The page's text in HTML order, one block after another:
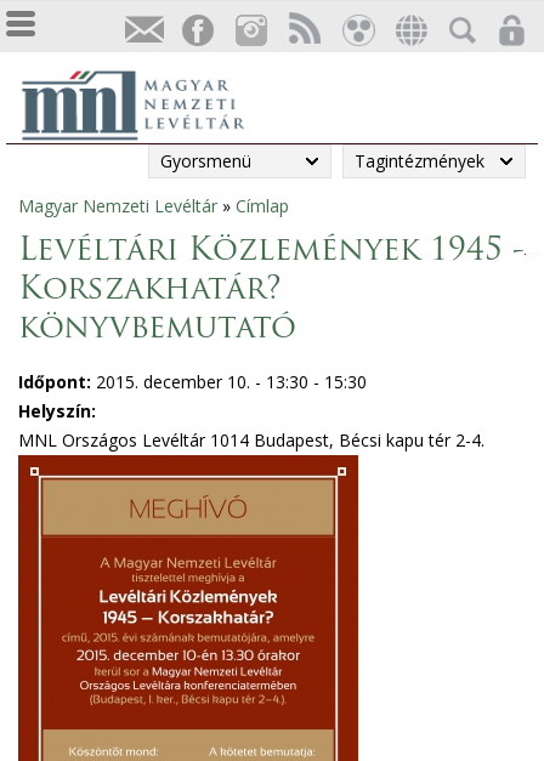
Gyorsmenü Tagintézmények
Jelenlegi
hely
Magyar Nemzeti Levéltár » Címlap
Levéltári Közlemények 1945 -
Korszakhatár?
könyvbemutató
Időpont: 2015. december 10. - 13:30 - 15:30
Helyszín:
MNL Országos Levéltár 1014 Budapest, Bécsi kapu tér 2-4.